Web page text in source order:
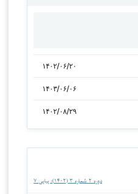
۱۴۰۲/۰۶/۲۰
۱۴۰۳/۰۶/۰۶
۱۴۰۲/۰۸/۲۹
دوره ۲ شماره ۳ (۱۴۰۲): پیاپی ۷